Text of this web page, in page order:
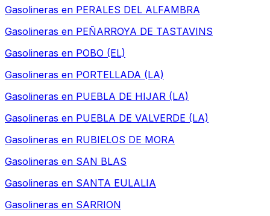
Gasolineras en PERALES DEL ALFAMBRA
Gasolineras en PEÑARROYA DE TASTAVINS
Gasolineras en POBO (EL)
Gasolineras en PORTELLADA (LA)
Gasolineras en PUEBLA DE HIJAR (LA)
Gasolineras en PUEBLA DE VALVERDE (LA)
Gasolineras en RUBIELOS DE MORA
Gasolineras en SAN BLAS
Gasolineras en SANTA EULALIA
Gasolineras en SARRION